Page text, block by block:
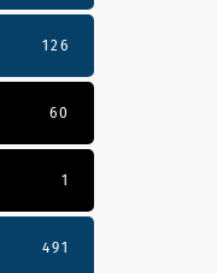
126
60
1
491